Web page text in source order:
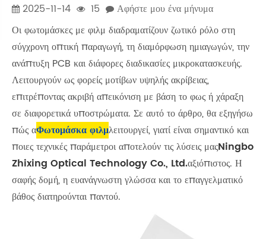
2025-11-14 15
Αφήστε μου ένα μήνυμα
Οι φωτομάσκες με φιλμ διαδραματίζουν ζωτικό ρόλο στη
σύγχρονη οπτική παραγωγή, τη διαμόρφωση ημιαγωγών, την
ανάπτυξη PCB και διάφορες διαδικασίες μικροκατασκευής.
Λειτουργούν ως φορείς μοτίβων υψηλής ακρίβειας,
επιτρέποντας ακριβή απεικόνιση με βάση το φως ή χάραξη
σε διαφορετικά υποστρώματα. Σε αυτό το άρθρο, θα εξηγήσω
πώς αΦωτομάσκα φιλμλειτουργεί, γιατί είναι σημαντικό και
ποιες τεχνικές παράμετροι αποτελούν τις λύσεις μαςNingbo
Zhixing Optical Technology Co., Ltd.αξιόπιστος. Η
σαφής δομή, η ευανάγνωστη γλώσσα και το επαγγελματικό
βάθος διατηρούνται παντού.